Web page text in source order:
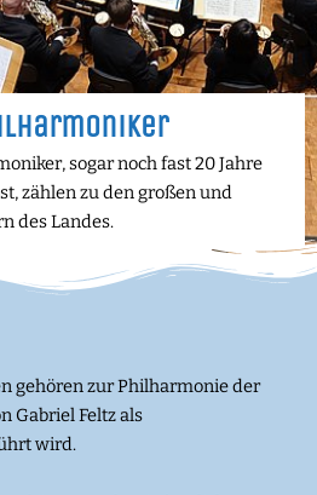
sogar noch fast 20 Jahre
zählen zu den großen und
des Landes.
gehören zur Philharmonie der
Gabriel Feltz als
wird.